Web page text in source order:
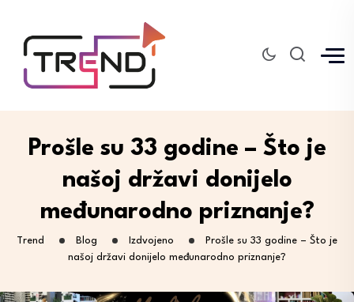
Prošle su 33 godine – Što je
našoj državi donijelo
međunarodno priznanje?
Trend Blog Izdvojeno
Prošle su 33 godine – Što je
našoj državi donijelo međunarodno priznanje?